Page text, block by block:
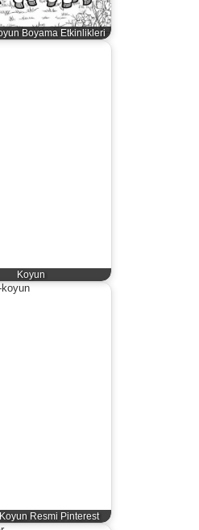
Boyama Etkinlikleri
Koyun
Resmi Pinterest